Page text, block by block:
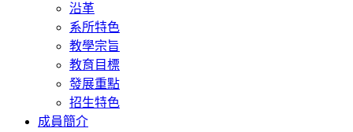
沿革
系所特色
教學宗旨
教育目標
發展重點
招生特色
成員簡介